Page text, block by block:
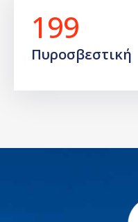
199
Πυροσβεστική